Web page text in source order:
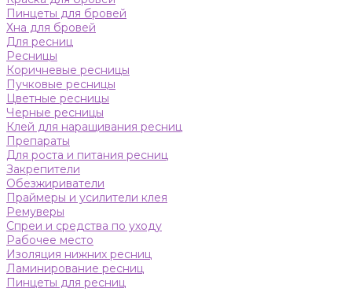
Пинцеты для бровей
Хна для бровей
Для ресниц
Ресницы
Коричневые ресницы
Пучковые ресницы
Цветные ресницы
Черные ресницы
Клей для наращивания ресниц
Препараты
Для роста и питания ресниц
Закрепители
Обезжириватели
Праймеры и усилители клея
Ремуверы
Спреи и средства по уходу
Рабочее место
Изоляция нижних ресниц
Ламинирование ресниц
Пинцеты для ресниц